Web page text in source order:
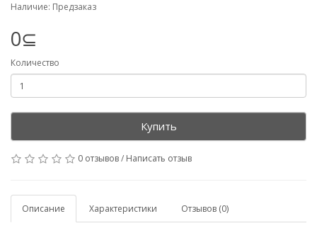
Наличие: Предзаказ
0⊆
Количество
Купить
0 отзывов/ Написать отзыв
Описание Характеристики Отзывов (0)